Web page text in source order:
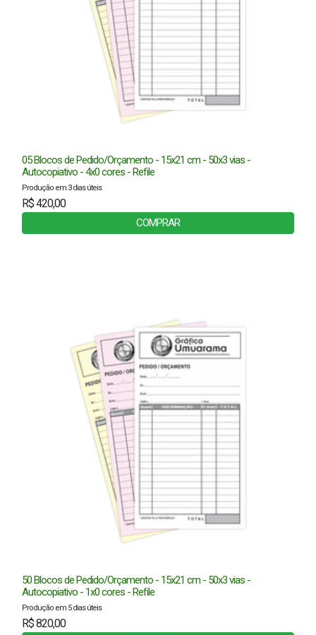
05 Blocos de Pedido/Orçamento - 15x21 cm - 50x3 vias -
Autocopiativo - 4x0 cores - Refile
Produção em 3 dias úteis
R$ 420,00
COMPRAR
50 Blocos de Pedido/Orçamento - 15x21 cm - 50x3 vias -
Autocopiativo - 1x0 cores - Refile
Produção em 5 dias úteis
R$ 820,00